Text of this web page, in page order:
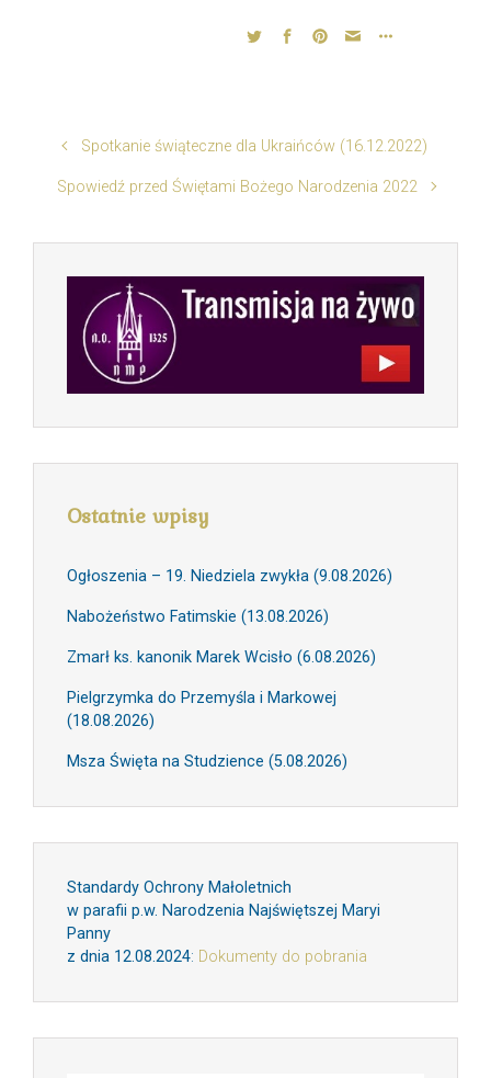
Spotkanie świąteczne dla Ukraińców (16.12.2022)
Spowiedź przed Świętami Bożego Narodzenia 2022
Ostatnie wpisy
Ogłoszenia – 19. Niedziela zwykła (9.08.2026)
Nabożeństwo Fatimskie (13.08.2026)
Zmarł ks. kanonik Marek Wcisło (6.08.2026)
Pielgrzymka do Przemyśla i Markowej
(18.08.2026)
Msza Święta na Studzience (5.08.2026)
Standardy Ochrony Małoletnich
w parafii p.w. Narodzenia Najświętszej Maryi
Panny
z dnia 12.08.2024: Dokumenty do pobrania